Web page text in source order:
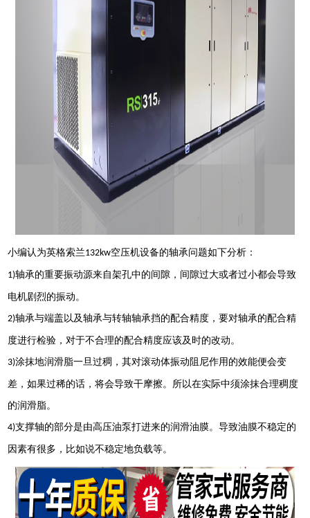
小编认为英格索兰132kw空压机设备的轴承问题如下分析：
1)轴承的重要振动源来自架孔中的间隙，间隙过大或者过小都会导致
电机剧烈的振动。
2)轴承与端盖以及轴承与转轴轴承挡的配合精度，要对轴承的配合精
度进行检验，对于不合理的配合精度应该及时的改动。
3)涂抹地润滑脂一旦过稠，其对滚动体振动阻尼作用的效能便会变
差，如果过稀的话，将会导致干摩擦。所以在实际中须涂抹合理稠度
的润滑脂。
4)支撑轴的部分是由高压油泵打进来的润滑油膜。导致油膜不稳定的
因素有很多，比如说不稳定地负载等。